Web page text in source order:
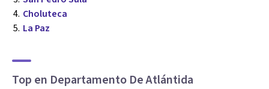
Choluteca
La Paz
Top en Departamento De Atlántida